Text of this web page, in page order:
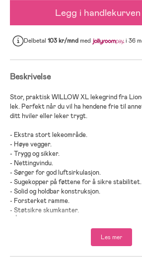
Legg i handlekurven
Delbetal 103 kr/mndmed i 36
Beskrivelse
Stor, praktisk WILLOW XL lekegrind fra
lek. Perfekt når du vil ha hendene frie til
ditt hviler eller leker trygt.
- Ekstra stort lekeområde.
- Høye vegger.
- Trygg og sikker.
- Nettingvindu.
- Sørger for god luftsirkulasjon.
- Sugekopper på føttene for å sikre stabilitet.
- Solid og holdbar konstruksjon.
- Forsterket ramme.
- Støtsikre skumkanter.
- Blir veldig kompakt når den klappes sammen.
- Leveres med oppbevaringsveske.
Les mer